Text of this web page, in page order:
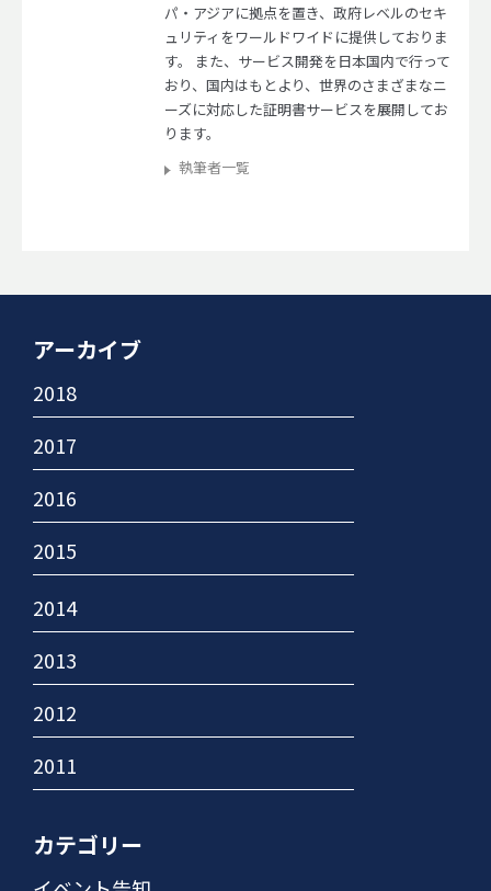
パ・アジアに拠点を置き、政府レベルのセキ
ュリティをワールドワイドに提供しておりま
す。 また、サービス開発を日本国内で行って
おり、国内はもとより、世界のさまざまなニ
ーズに対応した証明書サービスを展開してお
ります。
執筆者一覧
アーカイブ
2018
2017
2016
2015
2014
2013
2012
2011
カテゴリー